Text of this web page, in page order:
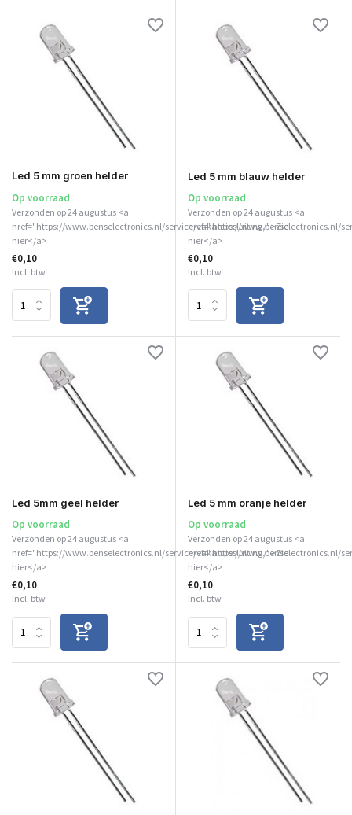
Led 5 mm groen helder
Op voorraad
Verzonden op 24 augustus <a
href="https://www.benselectronics.nl/service/vakantiesluiting/">Zie
hier</a>
€0,10
Incl. btw
Led 5 mm blauw helder
Op voorraad
Verzonden op 24 augustus <a
href="https://www.benselectronics.nl/
hier</a>
€0,10
Incl. btw
Led 5mm geel helder
Op voorraad
Verzonden op 24 augustus <a
href="https://www.benselectronics.nl/service/vakantiesluiting/">Zie
hier</a>
€0,10
Incl. btw
Led 5 mm oranje helder
Op voorraad
Verzonden op 24 augustus <a
href="https://www.benselectronics.nl/
hier</a>
€0,10
Incl. btw